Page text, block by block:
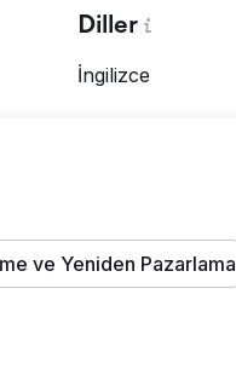
Diller
İngilizce
ve Yeniden Pazarlama